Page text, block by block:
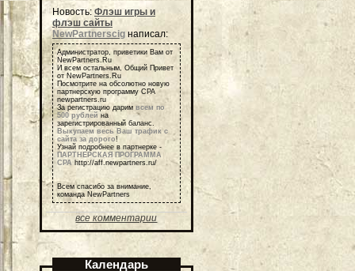
Новость: Флэш игры и
флэш сайты
NewPartnerscig написал:
Администратор, приветики Вам от
NewPartners.Ru
И всем остальным, Общий Привет
от NewPartners.Ru
Посмотрите на обсолютно новую
партнерскую программу СРА
newpartners.ru
За регистрацию дарим всем по
500 рублей на
зарегистрированный баланс.
Выкупаем весь Ваш трафик с
сайта за дорого!
Узнай подробнее в партнерке -
ПАРТНЕРСКАЯ ПРОГРАММА
СРА http://aff.newpartners.ru/
Всем спасибо за внимание,
команда NewPartners
все комментарии
Календарь